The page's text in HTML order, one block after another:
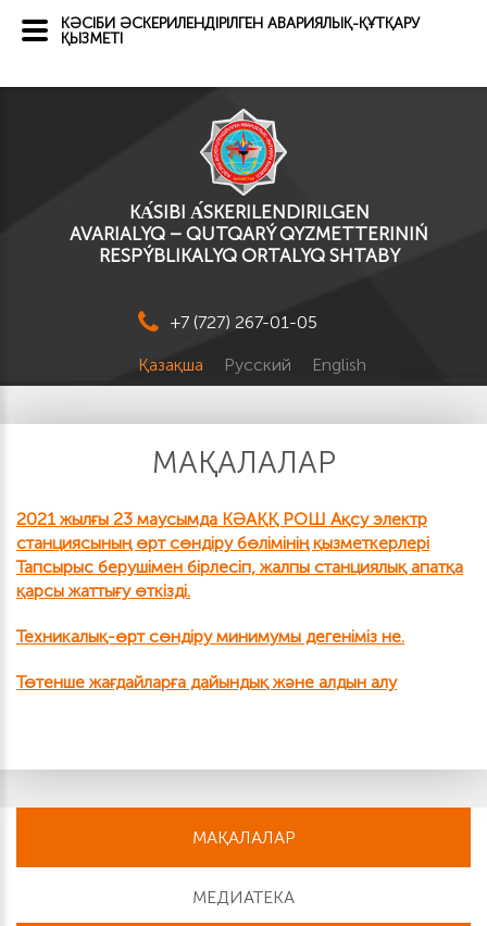
KА́SІBI А́SKERILENDIRILGEN
AVARIALYQ – QUTQARÝ QYZMETTERINIŃ
RESPÝBLIKALYQ ORTALYQ SHTABY
+7 (727) 267-01-05
Қазақша Русский English
МАҚАЛАЛАР
2021 жылғы 23 маусымда КӘАҚҚ РОШ Ақсу электр
станциясының өрт сөндіру бөлімінің қызметкерлері
Тапсырыс берушімен бірлесіп, жалпы станциялық апатқа
қарсы жаттығу өткізді.
Техникалық-өрт сөндіру минимумы дегеніміз не.
Төтенше жағдайларға дайындық және алдын алу
МАҚАЛАЛАР
МЕДИАТЕКА
КӘСІБИ ӘСКЕРИЛЕНДІРІЛГЕН АВАРИЯЛЫҚ-ҚҰТҚАРУ
ҚЫЗМЕТІ